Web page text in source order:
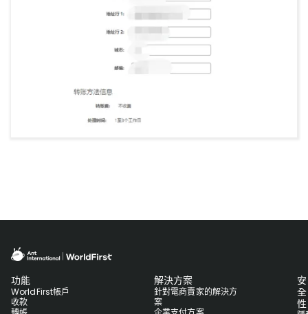
功能
WorldFirst帳戶
收款
解決方案
針對電商賣家的解決方
案
安
全
性